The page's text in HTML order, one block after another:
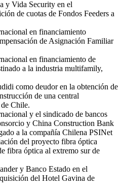
y Vida Security en el
de cuotas de Fondos Feeders a
en financiamiento
de Asignación Familiar
en financiamiento de
a la industria multifamily,
como deudor en la obtención de
de una central
Chile.
y el sindicado de bancos
y China Construction Bank
a la compañía Chilena PSINet
del proyecto fibra óptica
fibra óptica al extremo sur de
y Banco Estado en el
del Hotel Gavina de